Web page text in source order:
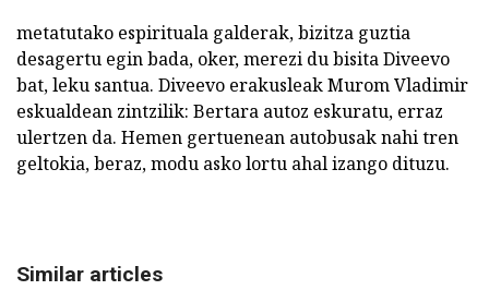
metatutako espirituala galderak, bizitza guztia
desagertu egin bada, oker, merezi du bisita Diveevo
bat, leku santua. Diveevo erakusleak Murom Vladimir
eskualdean zintzilik: Bertara autoz eskuratu, erraz
ulertzen da. Hemen gertuenean autobusak nahi tren
geltokia, beraz, modu asko lortu ahal izango dituzu.
Similar articles